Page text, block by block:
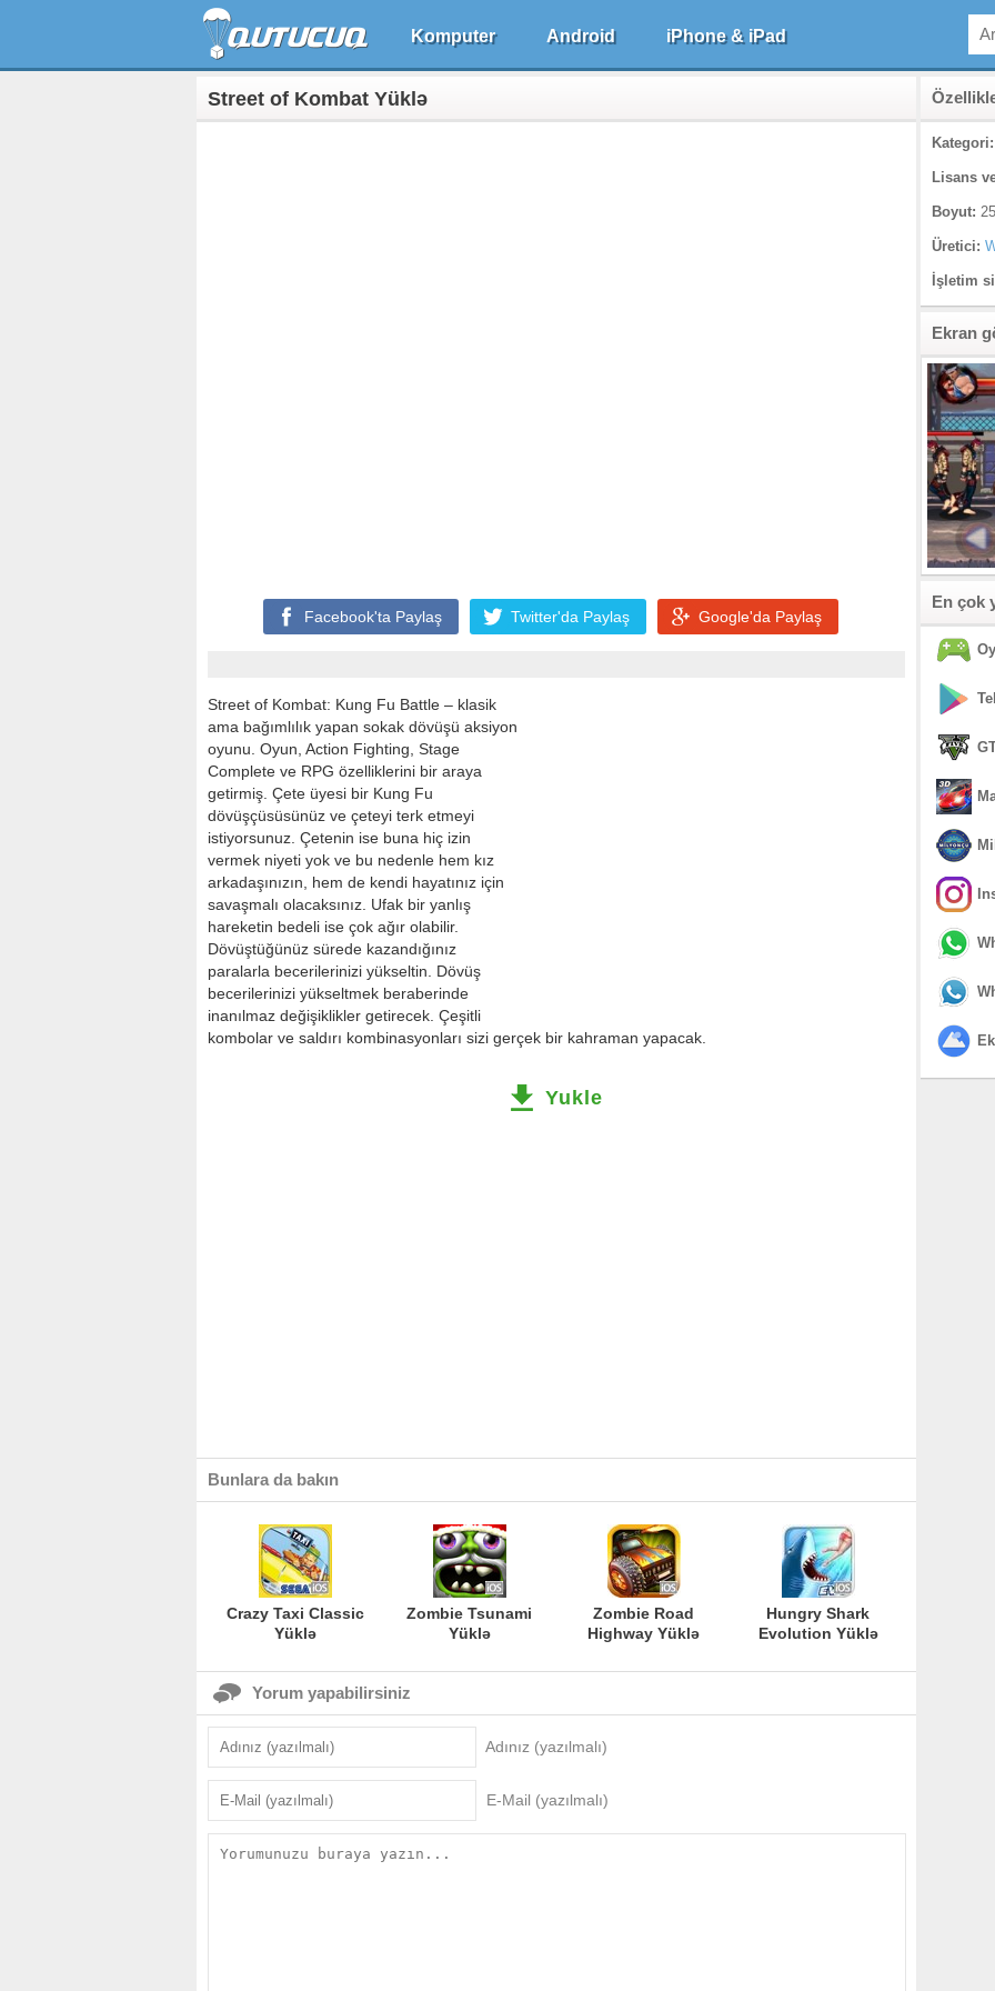
Komputer Android iPhone & iPad
Street of Kombat Yüklə
Facebook'ta Paylaş Twitter'da Paylaş Google'da Paylaş
Street of Kombat: Kung Fu Battle – klasik
ama bağımlılık yapan sokak dövüşü aksiyon
oyunu. Oyun, Action Fighting, Stage
Complete ve RPG özelliklerini bir araya
getirmiş. Çete üyesi bir Kung Fu
dövüşçüsüsünüz ve çeteyi terk etmeyi
istiyorsunuz. Çetenin ise buna hiç izin
vermek niyeti yok ve bu nedenle hem kız
arkadaşınızın, hem de kendi hayatınız için
savaşmalı olacaksınız. Ufak bir yanlış
hareketin bedeli ise çok ağır olabilir.
Dövüştüğünüz sürede kazandığınız
paralarla becerilerinizi yükseltin. Dövüş
becerilerinizi yükseltmek beraberinde
inanılmaz değişiklikler getirecek. Çeşitli
kombolar ve saldırı kombinasyonları sizi gerçek bir kahraman yapacak.
Yukle
Bunlara da bakın
Crazy Taxi Classic
Yüklə
Zombie Tsunami
Yüklə
Zombie Road
Highway Yüklə
Hungry Shark
Evolution Yüklə
Yorum yapabilirsiniz
Adınız (yazılmalı)
E-Mail (yazılmalı)
Kategori:
Lisans
Boyut:
Üretici:
İşletim
Ekran
En çok